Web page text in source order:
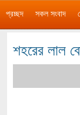
প্রচ্ছদ সকল সংবাদ
শহরের লাল